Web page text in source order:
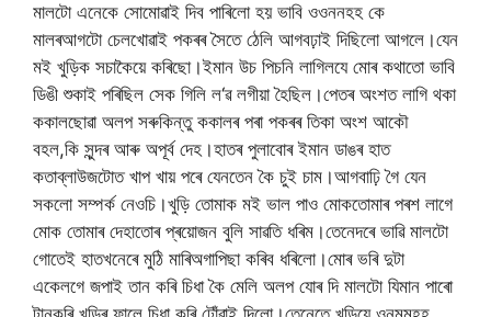
মালটো এনেকে সোমোৱাই দিব পাৰিলো হয় ভাবি ওওননহহ কে
মালৰআগটো চেলখোৱাই পকৰৰ সৈতে ঠেলি আগবঢ়াই দিছিলো আগলে।যেন
মই খুড়িক সচাকৈয়ে কৰিছো।ইমান উচ পিচনি লাগিলযে মোৰ কথাতো ভাবি
ডিঙী শুকাই পৰিছিল সেক গিলি ল‘ৱ লগীয়া হৈছিল।পেতৰ অংশত লাগি থকা
ককালছোৱা অলপ সৰুকিন্তু ককালৰ পৰা পকৰৰ তিকা অংশ আকৌ
বহল,কি সুন্দৰ আৰু অপূৰ্ব দেহ।হাতৰ পুলাবোৰ ইমান ডাঙৰ হাত
কতাব্লাউজটোত খাপ খায় পৰে যেনতেন কৈ চুই চাম।আগবাঢ়ি গৈ যেন
সকলো সম্পৰ্ক নেওচি।খুড়ি তোমাক মই ভাল পাও মোকতোমাৰ পৰশ লাগে
মোক তোমাৰ দেহাতোৰ প্ৰয়োজন বুলি সাৱতি ধৰিম।তেনেদৰে ভাৱি মালটো
গোতেই হাতখনেৰে মুঠি মাৰিঅগাপিছা কৰিব ধৰিলো।মোৰ ভৰি দুটা
একেলগে জপাই তান কৰি চিধা কৈ মেলি অলপ যোৰ দি মালটো যিমান পাৰো